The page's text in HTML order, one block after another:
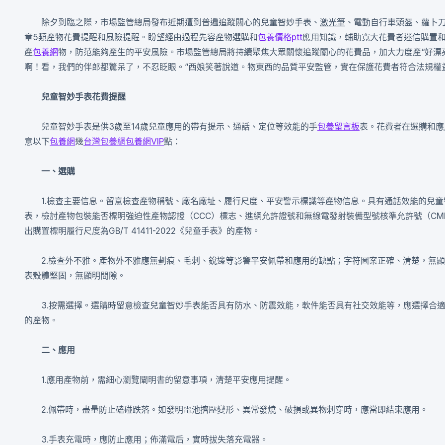
除夕到臨之際，市場監管總局發布近期遭到普遍追蹤關心的兒童智妙手表、 激光筆 、電動自行車頭盔、蘿卜
章5類產物花費提醒和風險提醒。盼望經由過程先容產物選購和包養價格ptt應用知識，輔助寬大花費者迷信購置
產包養網物，防范能夠產生的平安風險。市場監管總局將持續聚焦大眾關懷追蹤關心的花費品，加大力度產“好漂
啊！看，我們的伴郎都驚呆了，不忍眨眼。”西娘笑著說道。物東西的品質平安監管，實在保護花費者符合法規權
兒童智妙手表花費提醒
兒童智妙手表是供3歲至14歲兒童應用的帶有提示、通話、定位等效能的手包養留言板表。花費者在選購和
意以下包養網幾台灣包養網包養網VIP點：
一、選購
1.檢查主要信息。留意檢查產物稱號、廠名廠址、履行尺度、平安警示標識等產物信息。具有通話效能的兒
表，檢討產物包裝能否標明強迫性產物認證（CCC）標志、進網允許證號和無線電發射裝備型號核準允許號（
出購置標明履行尺度為GB/T 41411-2022《兒童手表》的產物。
2.檢查外不雅。產物外不雅應無劃痕、毛刺、銳邊等影響平安佩帶和應用的缺點；字符圖案正確、清楚，無顯
表殼體堅固，無顯明間隙。
3.按需選擇。選購時留意檢查兒童智妙手表能否具有防水、防震效能，軟件能否具有社交效能等，應選擇合
的產物。
二、應用
1.應用產物前，需細心瀏覽闡明書的留意事項，清楚平安應用提醒。
2.佩帶時，盡量防止磕碰跌落。如發明電池擠壓變形、異常發燒、破損或異物刺穿時，應當即結束應用。
3.手表充電時，應防止應用；佈滿電后，實時拔失落充電器。